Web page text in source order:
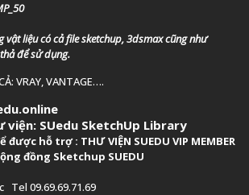
vật liệu có cả file sketchup, 3dsmax cũng như
để sử dụng.
VRAY, VANTAGE….
viện: SUedu SketchUp Library
được hỗ trợ : THƯ VIỆN SUEDU VIP MEMBER
đồng Sketchup SUEDU
Tel 09.69.69.71.69